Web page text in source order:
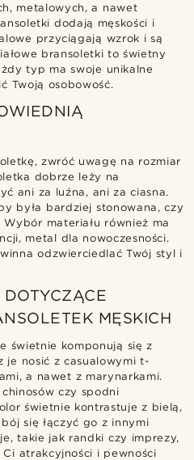
metalowych, a nawet
dodają męskości i
przyciągają wzrok i są
bransoletki to świetny
typ ma swoje unikalne
Twoją osobowość.
zwróć uwagę na rozmiar
dobrze leży na
ani za luźna, ani za ciasna.
była bardziej stonowana, czy
materiału również ma
metal dla nowoczesności.
odzwierciedlać Twój styl i
MĘSKICH
świetnie komponują się z
je nosić z casualowymi t-
a nawet z marynarkami.
czy spodni
świetnie kontrastuje z bielą,
się łączyć go z innymi
takie jak randki czy imprezy,
atrakcyjności i pewności